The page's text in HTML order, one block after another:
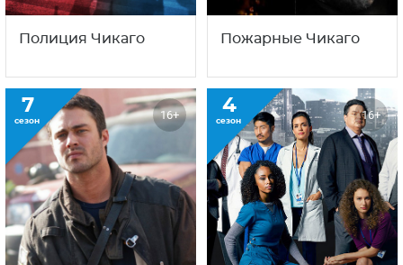
Полиция Чикаго Пожарные Чикаго
7
сезон 16+ 4
сезон 16+